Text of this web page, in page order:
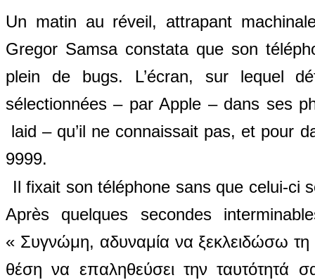
Un matin au réveil, attrapant
Gregor Samsa constata que son
plein de bugs. L’écran, sur lequel
sélectionnées – par Apple – dans ses
laid – qu’il ne connaissait pas, et pour
9999.
Il fixait son téléphone sans que celui-ci
Après quelques secondes
« Συγνώμη, αδυναμία να ξεκλειδώσω τη
θέση να επαληθεύσει την ταυτότητά